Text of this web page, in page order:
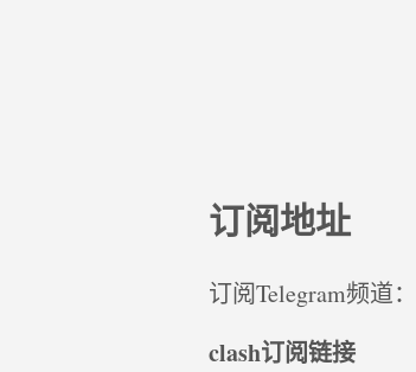
订阅地址
订阅Telegram频道：
clash订阅链接